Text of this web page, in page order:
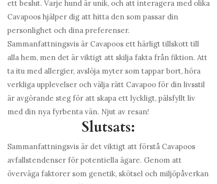
ett beslut. Varje hund är unik, och att interagera med olika
Cavapoos hjälper dig att hitta den som passar din
personlighet och dina preferenser.
Sammanfattningsvis är Cavapoos ett härligt tillskott till
alla hem, men det är viktigt att skilja fakta från fiktion. Att
ta itu med allergier, avslöja myter som tappar bort, höra
verkliga upplevelser och välja rätt Cavapoo för din livsstil
är avgörande steg för att skapa ett lyckligt, pälsfyllt liv
med din nya fyrbenta vän. Njut av resan!
Slutsats:
Sammanfattningsvis är det viktigt att förstå Cavapoos
avfallstendenser för potentiella ägare. Genom att
överväga faktorer som genetik, skötsel och miljöpåverkan